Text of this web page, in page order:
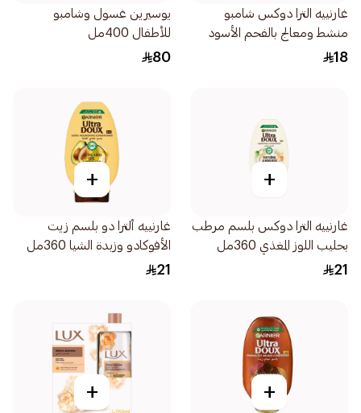
غارنييه الترا دوكس شامبو
منشط ومعالج بالفحم الأسود
وزيت قطعة البركة 400مل
18
يوسيرين غسول وشامبو
للأطفال 400مل
80
+
غارنييه الترا دوكس بلسم مرطب
بحليب اللوز المغذي 360مل
21
+
غارنييه ألترا دو بلسم زيت
الأفوكادو وزبدة الشيا 360مل
21
+
+